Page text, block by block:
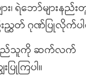
ျား၊ ရဲဘော်များန
းညွှတ် ဂုဏ်ပြုလိုက်ပ
ြည်သူကို ဆက်လက်
ြုကြပါ။